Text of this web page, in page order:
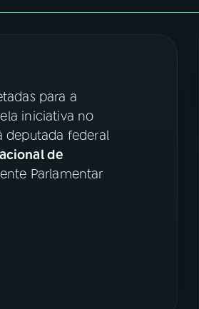
para a
iniciativa no
deputada federal
de
Parlamentar